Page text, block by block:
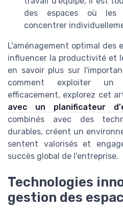
des espaces où les
concentrer
L'aménagement optimal des
influencer la productivité et
en savoir plus sur
comment exploiter un
efficacement, explorez cet
avec un planificateur
combinés avec des
durables, créent un
sentent valorisés et
succès global de l'entreprise.
Technologies
gestion des